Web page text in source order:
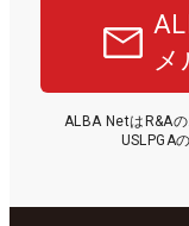
ALBA NetはR&A
USLPGA